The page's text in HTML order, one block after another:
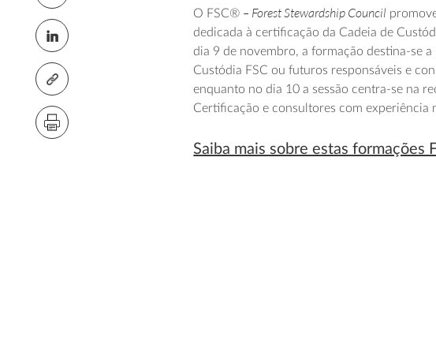
O FSC® – Forest Stewardship Council
dedicada à certificação da Cadeia de
dia 9 de novembro, a formação destina-se
Custódia FSC ou futuros responsáveis e
enquanto no dia 10 a sessão centra-se na
Certificação e consultores com experiência
Saiba mais sobre estas formações